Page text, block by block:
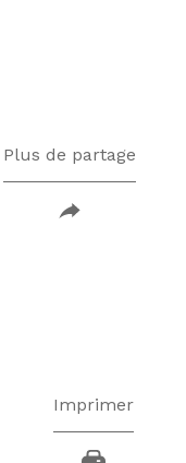
Plus de partage
Imprimer